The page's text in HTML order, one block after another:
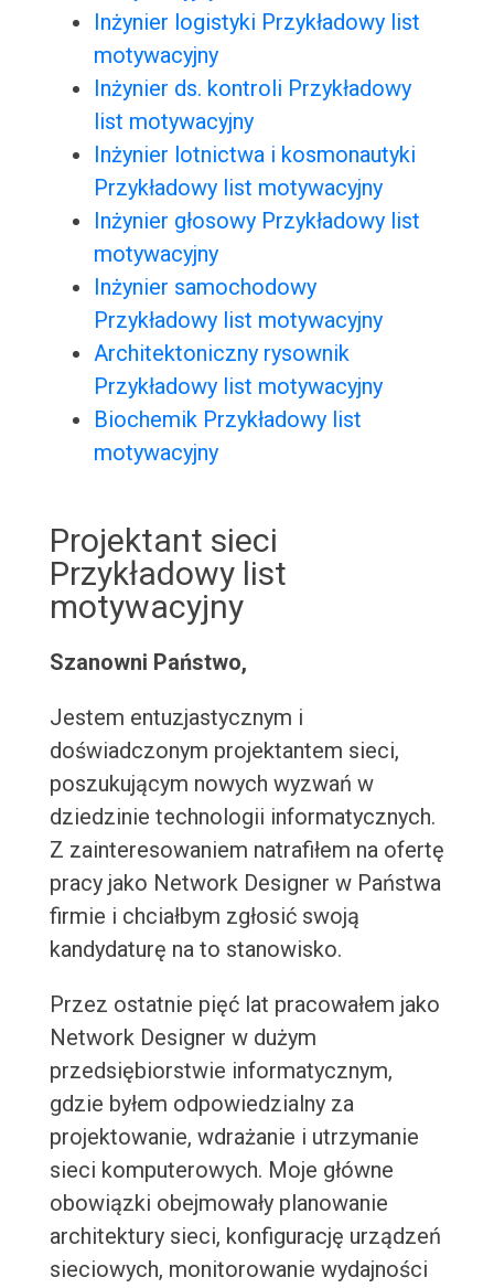
Inżynier logistyki Przykładowy list
motywacyjny
Inżynier ds. kontroli Przykładowy
list motywacyjny
Inżynier lotnictwa i kosmonautyki
Przykładowy list motywacyjny
Inżynier głosowy Przykładowy list
motywacyjny
Inżynier samochodowy
Przykładowy list motywacyjny
Architektoniczny rysownik
Przykładowy list motywacyjny
Biochemik Przykładowy list
motywacyjny
Projektant sieci
Przykładowy list
motywacyjny
Szanowni Państwo,
Jestem entuzjastycznym i
doświadczonym projektantem sieci,
poszukującym nowych wyzwań w
dziedzinie technologii informatycznych.
Z zainteresowaniem natrafiłem na ofertę
pracy jako Network Designer w Państwa
firmie i chciałbym zgłosić swoją
kandydaturę na to stanowisko.
Przez ostatnie pięć lat pracowałem jako
Network Designer w dużym
przedsiębiorstwie informatycznym,
gdzie byłem odpowiedzialny za
projektowanie, wdrażanie i utrzymanie
sieci komputerowych. Moje główne
obowiązki obejmowały planowanie
architektury sieci, konfigurację urządzeń
sieciowych, monitorowanie wydajności